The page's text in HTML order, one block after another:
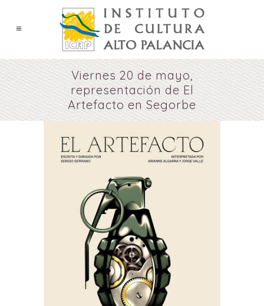
Viernes 20 de mayo,
representación de El
Artefacto en Segorbe